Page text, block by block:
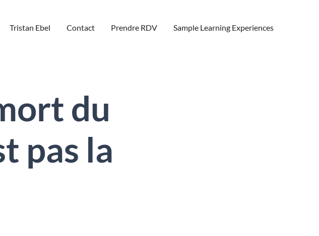
Tristan Ebel Contact Prendre RDV Sample Learning Experiences
du
pas la